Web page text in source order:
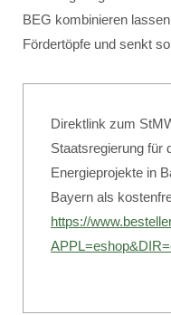
BEG kombinieren
Fördertöpfe und senkt
Direktlink zum
Staatsregierung für
Energieprojekte in
Bayern als
https://